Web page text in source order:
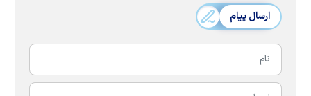
ارسال پیام